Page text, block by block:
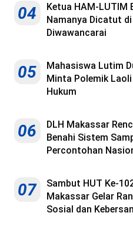
04
Ketua HAM-LUTIM
Namanya Dicatut
Diwawancarai
05
Mahasiswa Lutim
Minta Polemik
Hukum
06
DLH Makassar
Benahi Sistem
Percontohan
07
Sambut HUT Ke-
Makassar Gelar
Sosial dan